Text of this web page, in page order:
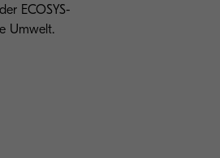
ECOSYS-
Umwelt.